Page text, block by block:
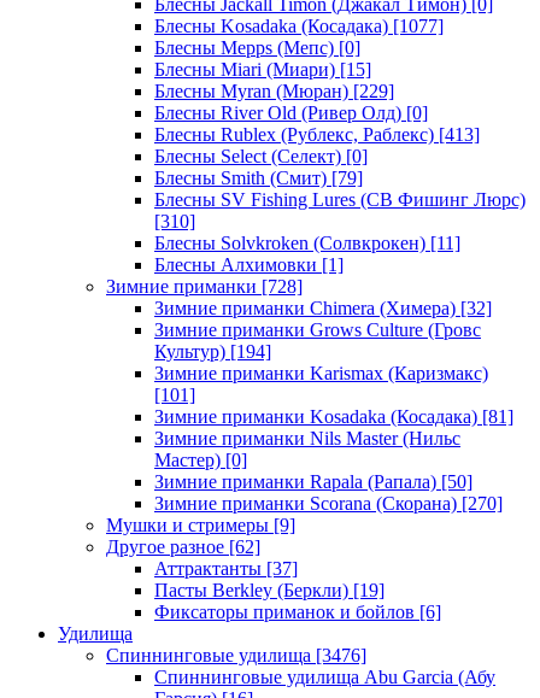
Блесны Jackall Timon (Джакал Тимон) [0]
Блесны Kosadaka (Косадака) [1077]
Блесны Mepps (Мепс) [0]
Блесны Miari (Миари) [15]
Блесны Myran (Мюран) [229]
Блесны River Old (Ривер Олд) [0]
Блесны Rublex (Рублекс, Раблекс) [413]
Блесны Select (Селект) [0]
Блесны Smith (Смит) [79]
Блесны SV Fishing Lures (СВ Фишинг Люрс)
[310]
Блесны Solvkroken (Солвкрокен) [11]
Блесны Алхимовки [1]
Зимние приманки [728]
Зимние приманки Chimera (Химера) [32]
Зимние приманки Grows Culture (Гровс
Культур) [194]
Зимние приманки Karismax (Каризмакс)
[101]
Зимние приманки Kosadaka (Косадака) [81]
Зимние приманки Nils Master (Нильс
Мастер) [0]
Зимние приманки Rapala (Рапала) [50]
Зимние приманки Scorana (Скорана) [270]
Мушки и стримеры [9]
Другое разное [62]
Аттрактанты [37]
Пасты Berkley (Беркли) [19]
Фиксаторы приманок и бойлов [6]
Удилища
Спиннинговые удилища [3476]
Спиннинговые удилища Abu Garcia (Абу